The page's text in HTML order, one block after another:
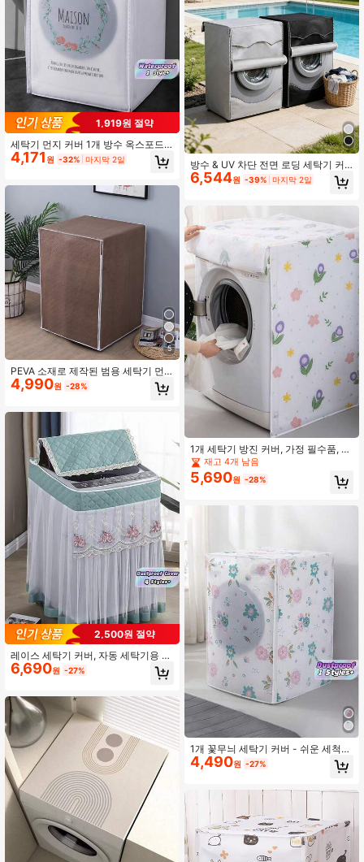
1,919원 절약
세탁기 먼지 커버 1개 방수 옥스포드
원단 보편적 맞음새 세탁실 아파트 사
용 녹 방지 긁힘 방지 세척 용이 끈 포
4,171 원 -32% 마지막 2일
5
PEVA 소재로 제작된 범용 세탁기 먼
지 덮개, 먼지로부터 옷을 보호, 세탁
실 보관에 편리, 청소 용이, 여성의 날,
식, Y2k, 파티, 어머니의 날 선물, 침실
장식, 정원, 주방 장식, 여름, 해변, 여
행 필수품, 방 장식, 스퀴시, 졸업
4,990원 -28%
2,500원 절약
레이스 세탁기 커버, 자동 세탁기용 범
용 두꺼운 방진 커버, 탄성 바닥 보호
가전 제품 커버, 가정 세탁실 장식
6,690원 -27%
방수 & UV 차단 전면 로딩 세탁기 커
버, 롤러 블라인드 창문이 있는 방진 &
자외선 차단, 내구성 있는 옥스포드 천
파티오 및 욕실에 훌륭함
6,544원 -39% 마지막 2일
1개 세탁기 방진 커버, 가정 필수품, 주
방 욕실 세탁실 장식 액세서리
재고 4개 남음
5,690원 -28%
1개 꽃무늬 세탁기 커버 - 쉬운 세척
원단으로 된 범용 상단 로딩 세탁기 먼
지 보호대, 세탁실, 가정 장식, PET 털
품 커버 (대부분의 브랜드에 적합)
4,490원 -27%